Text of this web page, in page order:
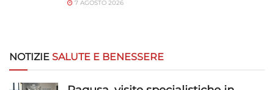
7 AGOSTO 2026
NOTIZIE SALUTE E BENESSERE